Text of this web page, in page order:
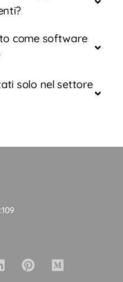
come software
solo nel settore